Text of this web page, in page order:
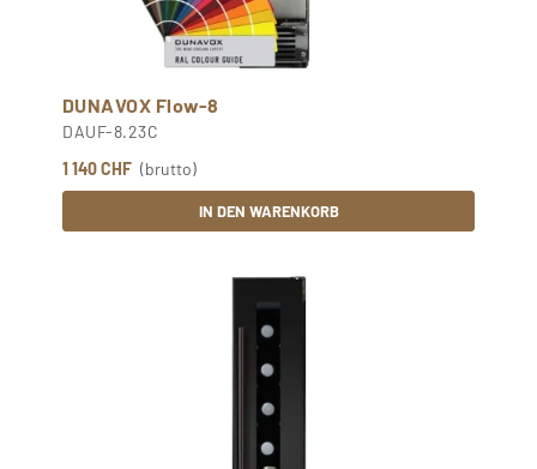
DUNAVOX Flow-8
DAUF-8.23C
1 140 CHF (brutto)
IN DEN WARENKORB